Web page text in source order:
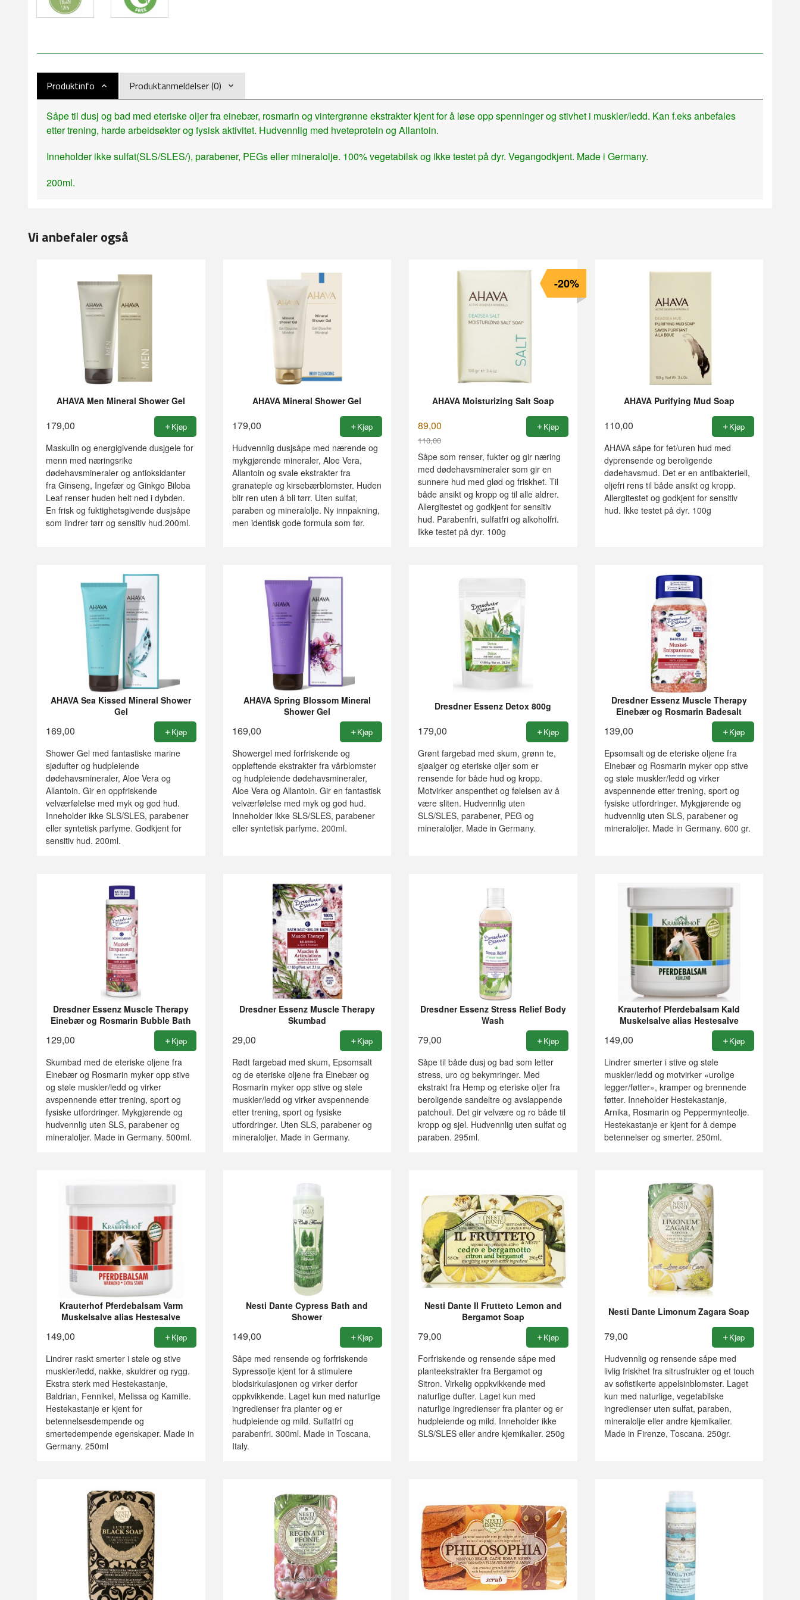
Produktinfo Produktanmeldelser (0)
Såpe til dusj og bad med eteriske oljer fra einebær, rosmarin og vintergrønne ekstrakter kjent for å løse opp spenninger og stivhet i muskler/ledd. Kan f.eks anbefales
etter trening, harde arbeidsøkter og fysisk aktivitet. Hudvennlig med hveteprotein og Allantoin.
Inneholder ikke sulfat(SLS/SLES/), parabener, PEGs eller mineralolje. 100% vegetabilsk og ikke testet på dyr. Vegangodkjent. Made i Germany.
200ml.
Vi anbefaler også
AHAVA Men Mineral Shower Gel
179,00 Kjøp
Maskulin og energigivende dusjgele for
menn med næringsrike
dødehavsmineraler og antioksidanter
fra Ginseng, Ingefær og Ginkgo Biloba
Leaf renser huden helt ned i dybden.
En frisk og fuktighetsgivende dusjsåpe
som lindrer tørr og sensitiv hud.200ml.
AHAVA Mineral Shower Gel
179,00 Kjøp
Hudvennlig dusjsåpe med nærende og
mykgjørende mineraler, Aloe Vera,
Allantoin og svale ekstrakter fra
granateple og kirsebærblomster. Huden
blir ren uten å bli tørr. Uten sulfat,
paraben og mineralolje. Ny innpakning,
men identisk gode formula som før.
AHAVA Moisturizing Salt Soap
89,00
110,00
Rabatt
-20%
Kjøp
Såpe som renser, fukter og gir næring
med dødehavsmineraler som gir en
sunnere hud med glød og friskhet. Til
både ansikt og kropp og til alle aldrer.
Allergitestet og godkjent for sensitiv
hud. Parabenfri, sulfatfri og alkoholfri.
Ikke testet på dyr. 100g
AHAVA Purifying Mud Soap
110,00 Kjøp
AHAVA såpe for fet/uren hud med
dyprensende og beroligende
dødehavsmud. Det er en antibakteriell,
oljefri rens til både ansikt og kropp.
Allergitestet og godkjent for sensitiv
hud. Ikke testet på dyr. 100g
AHAVA Sea Kissed Mineral Shower
Gel
169,00 Kjøp
Shower Gel med fantastiske marine
sjødufter og hudpleiende
dødehavsmineraler, Aloe Vera og
Allantoin. Gir en oppfriskende
velværfølelse med myk og god hud.
Inneholder ikke SLS/SLES, parabener
eller syntetisk parfyme. Godkjent for
sensitiv hud. 200ml.
AHAVA Spring Blossom Mineral
Shower Gel
169,00 Kjøp
Showergel med forfriskende og
oppløftende ekstrakter fra vårblomster
og hudpleiende dødehavsmineraler,
Aloe Vera og Allantoin. Gir en fantastisk
velværfølelse med myk og god hud.
Inneholder ikke SLS/SLES, parabener
eller syntetisk parfyme. 200ml.
Dresdner Essenz Detox 800g
179,00 Kjøp
Grønt fargebad med skum, grønn te,
sjøalger og eteriske oljer som er
rensende for både hud og kropp.
Motvirker anspenthet og følelsen av å
være sliten. Hudvennlig uten
SLS/SLES, parabener, PEG og
mineraloljer. Made in Germany.
Dresdner Essenz Muscle Therapy
Einebær og Rosmarin Badesalt
139,00 Kjøp
Epsomsalt og de eteriske oljene fra
Einebær og Rosmarin myker opp stive
og støle muskler/ledd og virker
avspennende etter trening, sport og
fysiske utfordringer. Mykgjørende og
hudvennlig uten SLS, parabener og
mineraloljer. Made in Germany. 600 gr.
Dresdner Essenz Muscle Therapy
Einebær og Rosmarin Bubble Bath
129,00 Kjøp
Skumbad med de eteriske oljene fra
Einebær og Rosmarin myker opp stive
og støle muskler/ledd og virker
avspennende etter trening, sport og
fysiske utfordringer. Mykgjørende og
hudvennlig uten SLS, parabener og
mineraloljer. Made in Germany. 500ml.
Dresdner Essenz Muscle Therapy
Skumbad
29,00 Kjøp
Rødt fargebad med skum, Epsomsalt
og de eteriske oljene fra Einebær og
Rosmarin myker opp stive og støle
muskler/ledd og virker avspennende
etter trening, sport og fysiske
utfordringer. Uten SLS, parabener og
mineraloljer. Made in Germany.
Dresdner Essenz Stress Relief Body
Wash
79,00 Kjøp
Såpe til både dusj og bad som letter
stress, uro og bekymringer. Med
ekstrakt fra Hemp og eteriske oljer fra
beroligende sandeltre og avslappende
patchouli. Det gir velvære og ro både til
kropp og sjel. Hudvennlig uten sulfat og
paraben. 295ml.
Krauterhof Pferdebalsam Kald
Muskelsalve alias Hestesalve
149,00 Kjøp
Lindrer smerter i stive og støle
muskler/ledd og motvirker «urolige
legger/føtter», kramper og brennende
føtter. Inneholder Hestekastanje,
Arnika, Rosmarin og Peppermynteolje.
Hestekastanje er kjent for å dempe
betennelser og smerter. 250ml.
Krauterhof Pferdebalsam Varm
Muskelsalve alias Hestesalve
149,00 Kjøp
Lindrer raskt smerter i støle og stive
muskler/ledd, nakke, skuldrer og rygg.
Ekstra sterk med Hestekastanje,
Baldrian, Fennikel, Melissa og Kamille.
Hestekastanje er kjent for
betennelsesdempende og
smertedempende egenskaper. Made in
Germany. 250ml
Nesti Dante Cypress Bath and
Shower
149,00 Kjøp
Såpe med rensende og forfriskende
Sypressolje kjent for å stimulere
blodsirkulasjonen og virker derfor
oppkvikkende. Laget kun med naturlige
ingredienser fra planter og er
hudpleiende og mild. Sulfatfri og
parabenfri. 300ml. Made in Toscana,
Italy.
Nesti Dante Il Frutteto Lemon and
Bergamot Soap
79,00 Kjøp
Forfriskende og rensende såpe med
planteekstrakter fra Bergamot og
Sitron. Virkelig oppkvikkende med
naturlige dufter. Laget kun med
naturlige ingredienser fra planter og er
hudpleiende og mild. Inneholder ikke
SLS/SLES eller andre kjemikalier. 250g
Nesti Dante Limonum Zagara Soap
79,00 Kjøp
Hudvennlig og rensende såpe med
livlig friskhet fra sitrusfrukter og et touch
av sofistikerte appelsinblomster. Laget
kun med naturlige, vegetabilske
ingredienser uten sulfat, paraben,
mineralolje eller andre kjemikalier.
Made in Firenze, Toscana. 250gr.